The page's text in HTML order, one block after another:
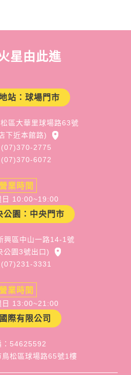
星由此進
站：球場門市
區大華里球場路63號
下近本館路)
2775
(07)370-6072
業時間
日 10:00~19:00
公園：中央門市
興區中山一路14-1號
公園3號出口)
3331
業時間
日 13:00~21:00
際有限公司
：54625592
松區球場路65號1樓